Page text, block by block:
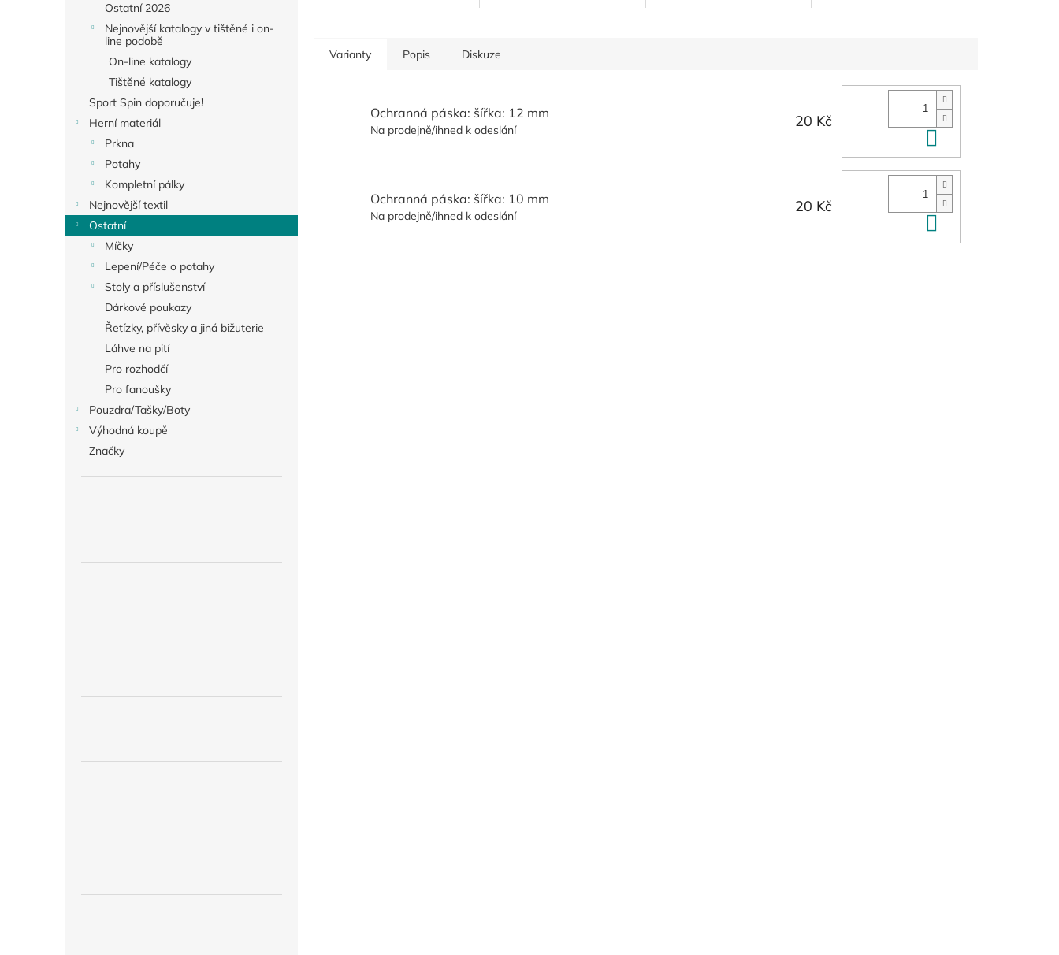
Ostatní 2026
Nejnovější katalogy v tištěné i on-
line podobě
On-line katalogy
Tištěné katalogy
Sport Spin doporučuje!
Herní materiál
Prkna
Potahy
Kompletní pálky
Nejnovější textil
Ostatní
Míčky
Lepení/Péče o potahy
Stoly a příslušenství
Dárkové poukazy
Řetízky, přívěsky a jiná bižuterie
Láhve na pití
Pro rozhodčí
Pro fanoušky
Pouzdra/Tašky/Boty
Výhodná koupě
Značky
Varianty Popis Diskuze
Ochranná páska: šířka: 12 mm
Na prodejně/ihned k odeslání
20 Kč
Ochranná páska: šířka: 10 mm
Na prodejně/ihned k odeslání
20 Kč